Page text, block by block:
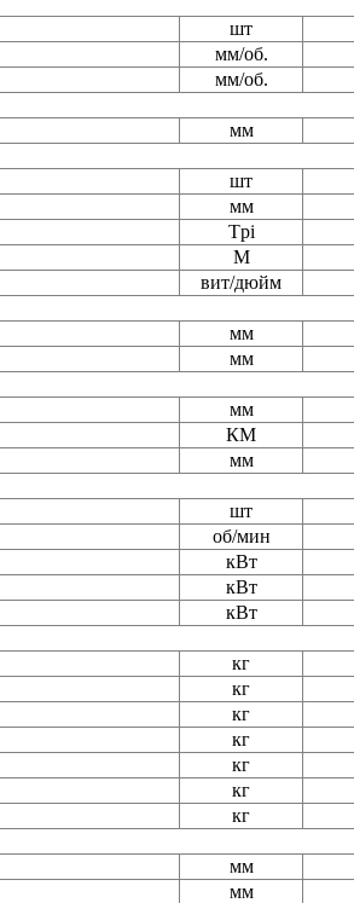
шт
мм/об.
мм/об.
мм
шт
мм
Tpi
М
вит/дюйм
мм
мм
мм
КМ
мм
шт
об/мин
кВт
кВт
кВт
кг
кг
кг
кг
кг
кг
кг
мм
мм